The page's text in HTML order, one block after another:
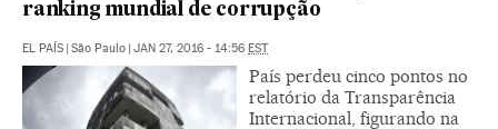
ranking mundial de corrupção
EL PAÍS | São Paulo | JAN 27, 2016 - 14:56 EST
País perdeu cinco pontos no
relatório da Transparência
Internacional, figurando na